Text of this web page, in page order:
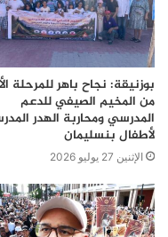
بوزنيقة: نجاح باهر للمرحلة
من المخيم الصيفي للدعم
المدرسي ومحاربة الهدر
لأطفال بنسليمان
الإثنين 27 يوليو 2026